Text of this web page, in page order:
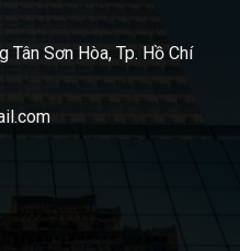
Sơn Hòa, Tp. Hồ Chí